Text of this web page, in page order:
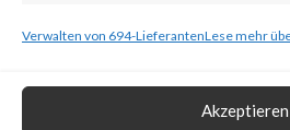
Verwalten von 694-LieferantenLese mehr
Akzeptieren
Link routers